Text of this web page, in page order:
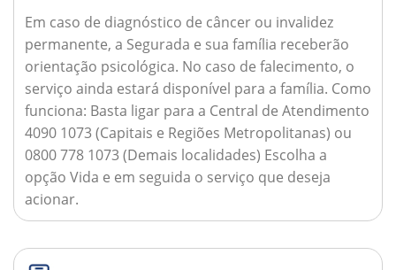
Em caso de diagnóstico de câncer ou invalidez
permanente, a Segurada e sua família receberão
orientação psicológica. No caso de falecimento, o
serviço ainda estará disponível para a família. Como
funciona: Basta ligar para a Central de Atendimento
4090 1073 (Capitais e Regiões Metropolitanas) ou
0800 778 1073 (Demais localidades) Escolha a
opção Vida e em seguida o serviço que deseja
acionar.